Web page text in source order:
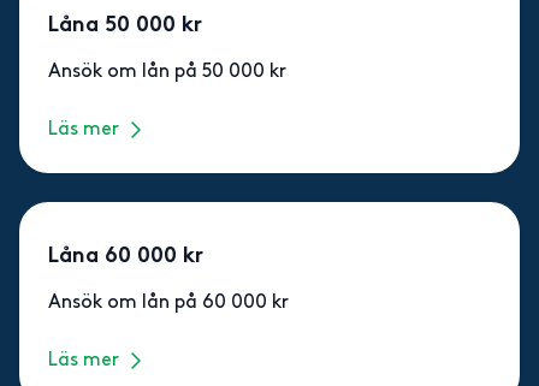
Låna 50 000 kr
Ansök om lån på 50 000 kr
Läs mer
Låna 60 000 kr
Ansök om lån på 60 000 kr
Läs mer